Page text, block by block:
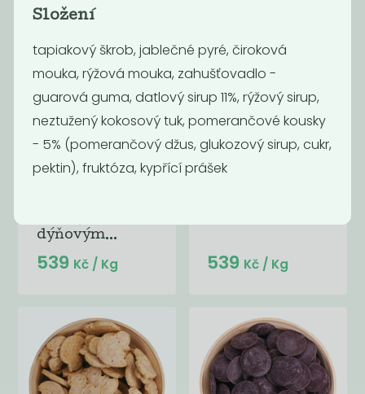
Momentálně
nedostupné
dýňovým...
539 Kč / Kg
Špaldová bio
539 Kč / Kg
Složení
tapiakový škrob, jablečné pyré, čiroková
mouka, rýžová mouka, zahušťovadlo -
guarová guma, datlový sirup 11%, rýžový sirup,
neztužený kokosový tuk, pomerančové kousky
- 5% (pomerančový džus, glukozový sirup, cukr,
pektin), fruktóza, kypřící prášek